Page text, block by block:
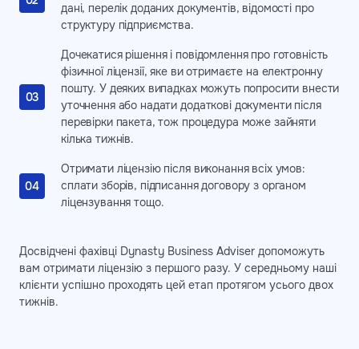
дані, перелік доданих документів, відомості про
структуру підприємства.
Дочекатися рішення і повідомлення про готовність
фізичної ліцензії, яке ви отримаєте на електронну
пошту. У деяких випадках можуть попросити внести
уточнення або надати додаткові документи після
перевірки пакета, тож процедура може зайняти
кілька тижнів.
Отримати ліцензію після виконання всіх умов:
сплати зборів, підписання договору з органом
ліцензування тощо.
Досвідчені фахівці Dynasty Business Adviser допоможуть
вам отримати ліцензію з першого разу. У середньому наші
клієнти успішно проходять цей етап протягом усього двох
тижнів.